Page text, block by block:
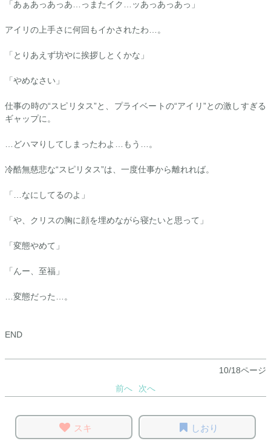
「あぁあっあっあ…っまたイク…ッあっあっあっ」
アイリの上手さに何回もイかされたわ…。
「とりあえず坊やに挨拶しとくかな」
「やめなさい」
仕事の時の“スピリタス”と、プライベートの“アイリ”との激しすぎる
ギャップに。
…どハマりしてしまったわよ…もう…。
冷酷無慈悲な“スピリタス”は、一度仕事から離れれば。
「…なにしてるのよ」
「や、クリスの胸に顔を埋めながら寝たいと思って」
「変態やめて」
「んー、至福」
…変態だった…。
END
10/18ページ
前へ
次へ
スキ しおり